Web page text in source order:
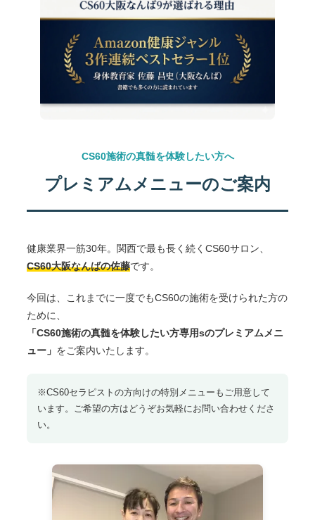
CS60施術の真髄を体験したい方へ
プレミアムメニューのご案内
健康業界一筋30年。関西で最も長く続くCS60サロン、
CS60大阪なんばの佐藤です。
今回は、これまでに一度でもCS60の施術を受けられた方の
ために、
「CS60施術の真髄を体験したい方専用sのプレミアムメニ
ュー」 をご案内いたします。
※CS60セラピストの方向けの特別メニューもご用意して
います。ご希望の方はどうぞお気軽にお問い合わせくださ
い。